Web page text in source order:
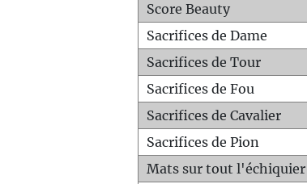
Score Beauty
Sacrifices de Dame
Sacrifices de Tour
Sacrifices de Fou
Sacrifices de Cavalier
Sacrifices de Pion
Mats sur tout l'échiquier